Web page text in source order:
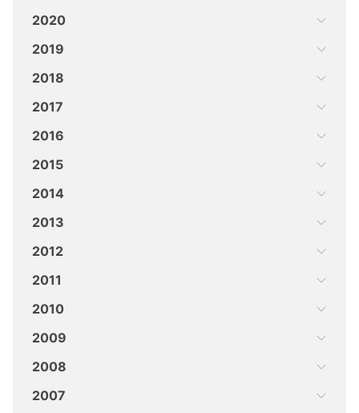
2020
2019
2018
2017
2016
2015
2014
2013
2012
2011
2010
2009
2008
2007